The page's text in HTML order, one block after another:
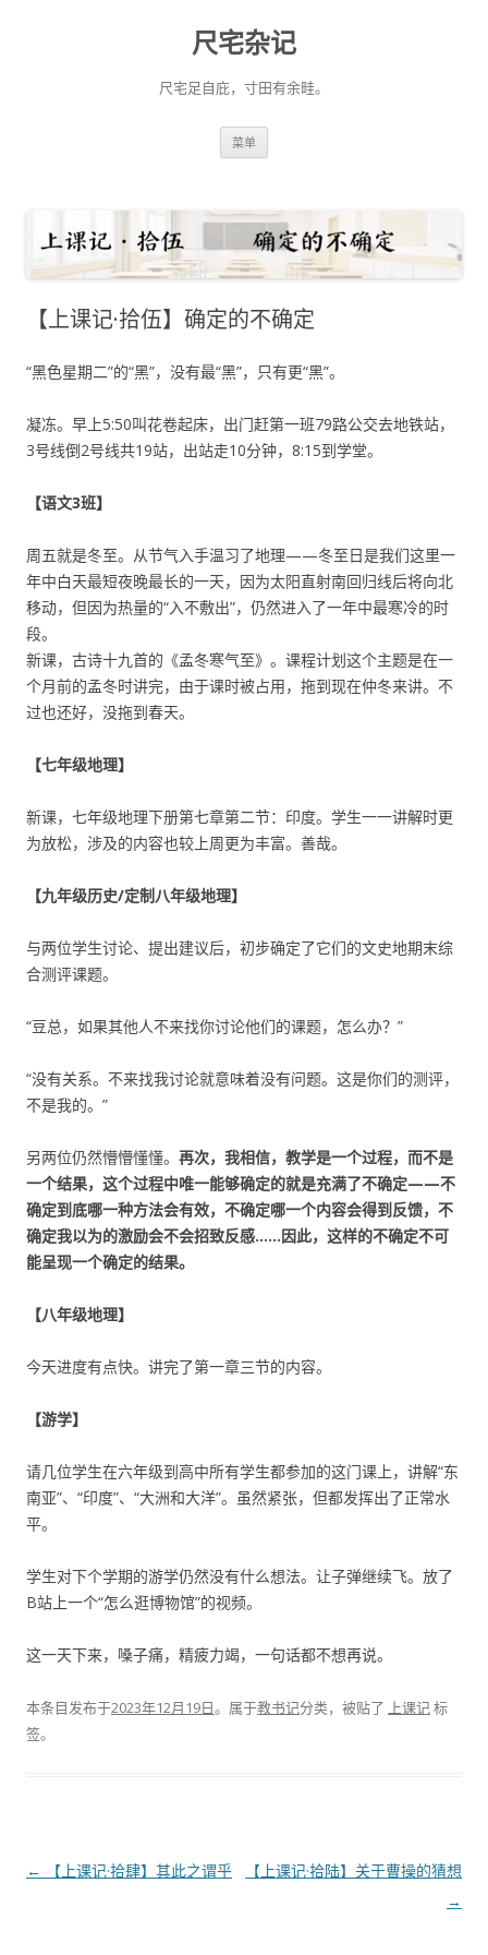
尺宅杂记
尺宅足自庇，寸田有余畦。
菜单
【上课记·拾伍】确定的不确定
“黑色星期二”的“黑”，没有最“黑”，只有更“黑”。
凝冻。早上5:50叫花卷起床，出门赶第一班79路公交去地铁站，
3号线倒2号线共19站，出站走10分钟，8:15到学堂。
【语文3班】
周五就是冬至。从节气入手温习了地理——冬至日是我们这里一
年中白天最短夜晚最长的一天，因为太阳直射南回归线后将向北
移动，但因为热量的“入不敷出”，仍然进入了一年中最寒冷的时
段。
新课，古诗十九首的《孟冬寒气至》。课程计划这个主题是在一
个月前的孟冬时讲完，由于课时被占用，拖到现在仲冬来讲。不
过也还好，没拖到春天。
【七年级地理】
新课，七年级地理下册第七章第二节：印度。学生一一讲解时更
为放松，涉及的内容也较上周更为丰富。善哉。
【九年级历史/定制八年级地理】
与两位学生讨论、提出建议后，初步确定了它们的文史地期末综
合测评课题。
“豆总，如果其他人不来找你讨论他们的课题，怎么办？”
“没有关系。不来找我讨论就意味着没有问题。这是你们的测评，
不是我的。”
另两位仍然懵懵懂懂。 再次，我相信，教学是一个过程，而不是
一个结果，这个过程中唯一能够确定的就是充满了不确定——不
确定到底哪一种方法会有效，不确定哪一个内容会得到反馈，不
确定我以为的激励会不会招致反感……因此，这样的不确定不可
能呈现一个确定的结果。
【八年级地理】
今天进度有点快。讲完了第一章三节的内容。
【游学】
请几位学生在六年级到高中所有学生都参加的这门课上，讲解“东
南亚”、“印度”、“大洲和大洋”。虽然紧张，但都发挥出了正常水
平。
学生对下个学期的游学仍然没有什么想法。让子弹继续飞。放了
B站上一个“怎么逛博物馆”的视频。
这一天下来，嗓子痛，精疲力竭，一句话都不想再说。
本条目发布于2023年12月19日。属于教书记分类，被贴了 上课记 标
签。
文
← 【上课记·拾肆】其此之谓乎
【上课记·拾陆】关于曹操的猜想
→